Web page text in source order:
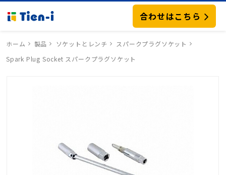
合わせはこちら
ホーム 製品 ソケットとレンチ
スパークプラグソケット
Spark Plug Socket スパークプラグソケット